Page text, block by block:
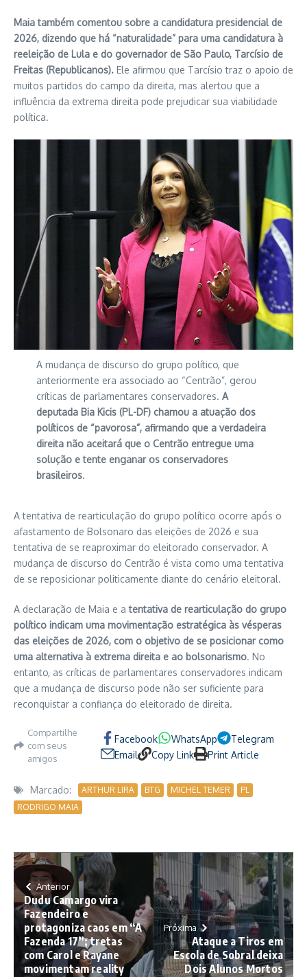
Maia também comentou sobre a candidatura presidencial de
2026, dizendo que há “naturalidade” para uma candidatura à
reeleição de Lula e do governador de São Paulo, Tarcísio de
Freitas (Republicanos). Ele afirmou que Tarcísio traz o apoio de
muitos partidos do campo da direita, mas alertou que a
influência da extrema direita pode prejudicar sua viabilidade
política.
A mudança de discurso do grupo político, que
anteriormente era associado ao “Centrão”, gerou
críticas de parlamentares conservadores. A
deputada Bia Kicis (PL-DF) chamou a atuação dos
políticos de “pavorosa”, afirmando que a verdadeira
direita não aceitará que o Centrão entregue uma
solução e tente enganar os conservadores
brasileiros.
A tentativa de rearticulação do grupo político ocorre após o
afastamento de Bolsonaro das eleições de 2026 e sua
tentativa de se reaproximar do eleitorado conservador. A
mudança de discurso do Centrão é vista como uma tentativa
de se reposicionar politicamente diante do cenário eleitoral.
A declaração de Maia e atentativa de rearticulação do grupo
político indicam uma movimentação estratégica às vésperas
das eleições de 2026, com o objetivo de se posicionar como
uma alternativa à extrema direita e ao bolsonarismo. No
entanto, as críticas de parlamentares conservadores indicam
que a mudança de discurso pode não ser suficiente para
reconquistar a confiança do eleitorado de direita.
Compartilhe
com seus
amigos
Facebook WhatsApp
Telegram
Email
Copy Link Print Article
Marcado: ARTHUR LIRA BTG MICHEL TEMER
PL
RODRIGO MAIA
Anterior
Dudu Camargo vira
Fazendeiro e
protagoniza caos em “A
Fazenda 17”; tretas
com Carol e Rayane
movimentam reality
Próxima
Ataque a Tiros em
Escola de Sobral deixa
Dois Alunos Mortos